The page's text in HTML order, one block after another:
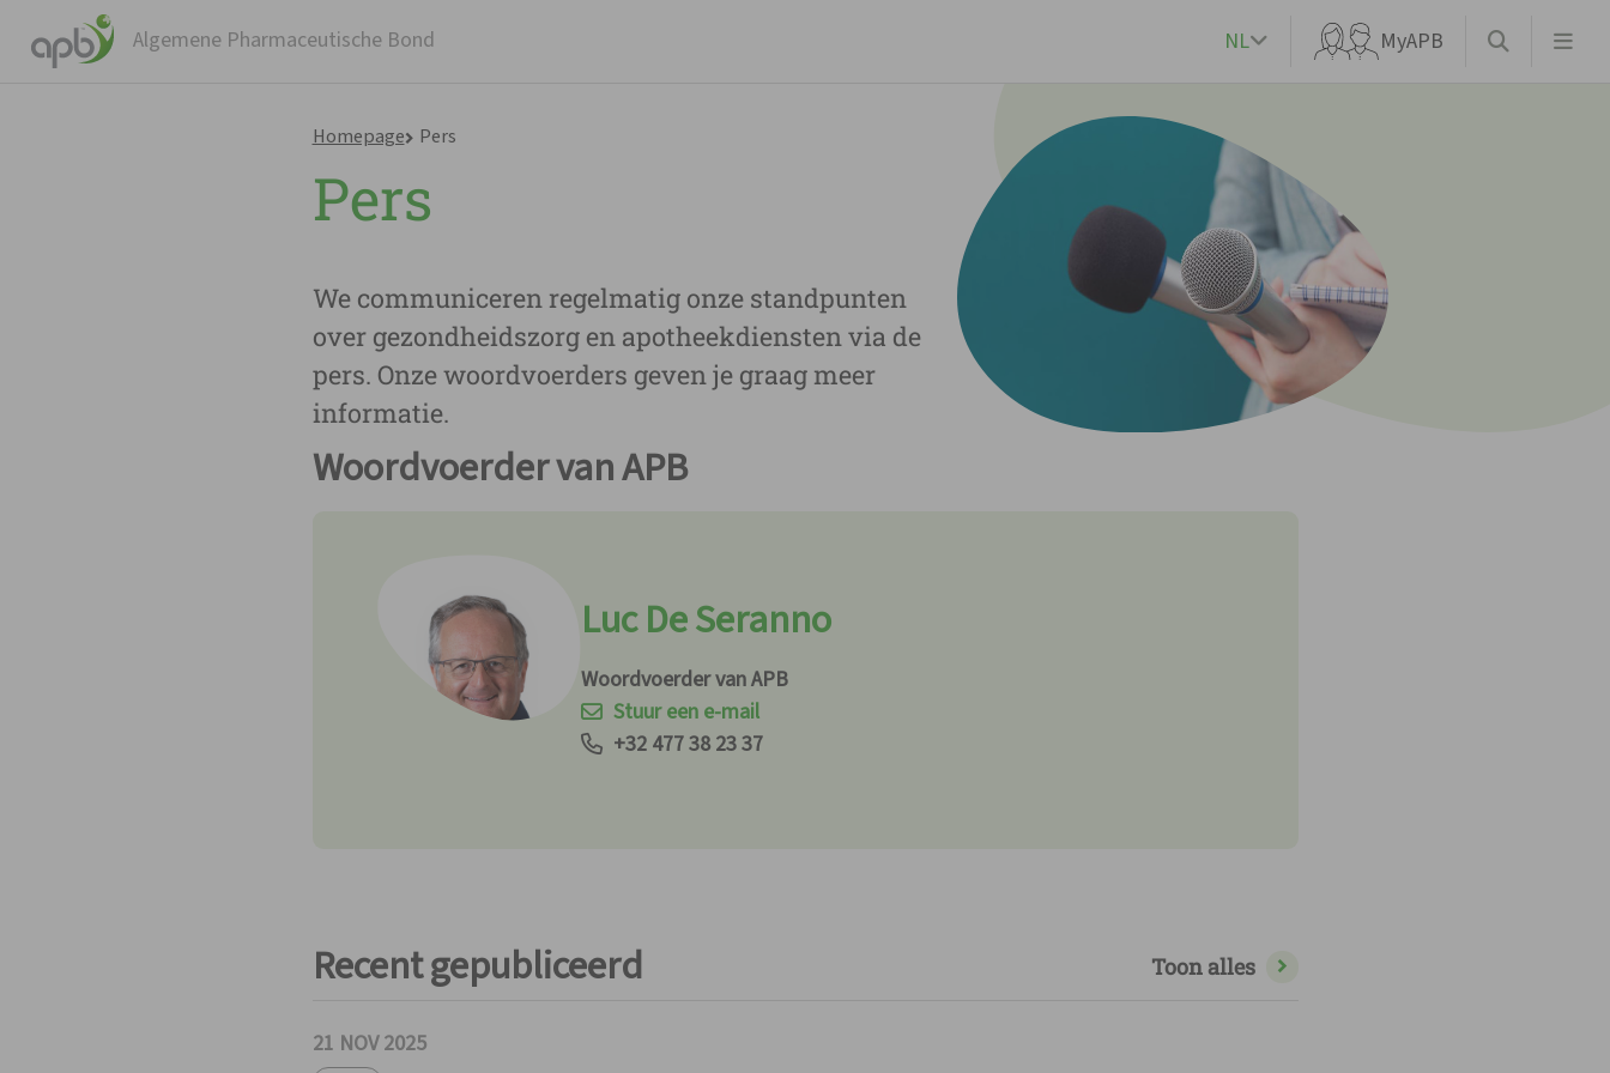
Algemene Pharmaceutische Bond NL MyAPB
Homepage Pers
Pers
We communiceren regelmatig onze standpunten
over gezondheidszorg en apotheekdiensten via de
pers. Onze woordvoerders geven je graag meer
informatie.
Woordvoerder van APB
Luc De Seranno
Woordvoerder van APB
Stuur een e-mail
+32 477 38 23 37
Recent gepubliceerd Toon alles
21 NOV 2025
Waar ben je naar op zoek?
APBnews
Werken bij APB
Contact